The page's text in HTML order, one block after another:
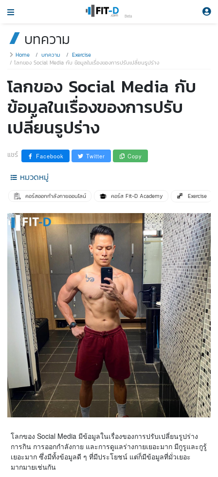
Beta
บทความ
Home บทความ
Exercise
โลกของ Social Media กับ ข้อมูลในเรื่องของการปรับเปลี่ยนรูปร่าง
โลกของ Social Media กับ
ข้อมูลในเรื่องของการปรับ
เปลี่ยนรูปร่าง
แชร์ Facebook Twitter Copy
โลกของ Social Media มีข้อมูลในเรื่องของการปรับเปลี่ยนรูปร่าง
การกิน การออกกำลังกาย และการดูแลร่างกายเยอะมาก มีกูรูและกูรู้
เยอะมาก ซึ่งมีทั้งข้อมูลดี ๆ ที่มีประโยชน์ แต่ก็มีข้อมูลที่มั่วเยอะ
มากมายเช่นกัน
หมวดหมู่
คอร์สออกกำลังกายออนไลน์ คอร์ส Fit-D Academy Exercise